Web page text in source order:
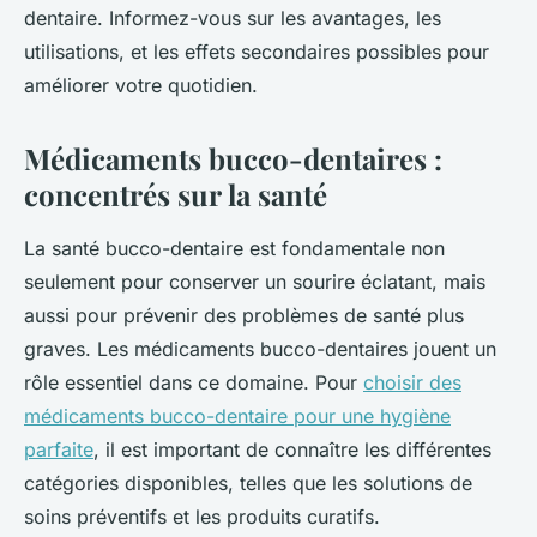
dentaire. Informez-vous sur les avantages, les
utilisations, et les effets secondaires possibles pour
améliorer votre quotidien.
Médicaments bucco-dentaires :
concentrés sur la santé
La santé bucco-dentaire est fondamentale non
seulement pour conserver un sourire éclatant, mais
aussi pour prévenir des problèmes de santé plus
graves. Les médicaments bucco-dentaires jouent un
rôle essentiel dans ce domaine. Pour choisir des
médicaments bucco-dentaire pour une hygiène
parfaite, il est important de connaître les différentes
catégories disponibles, telles que les solutions de
soins préventifs et les produits curatifs.